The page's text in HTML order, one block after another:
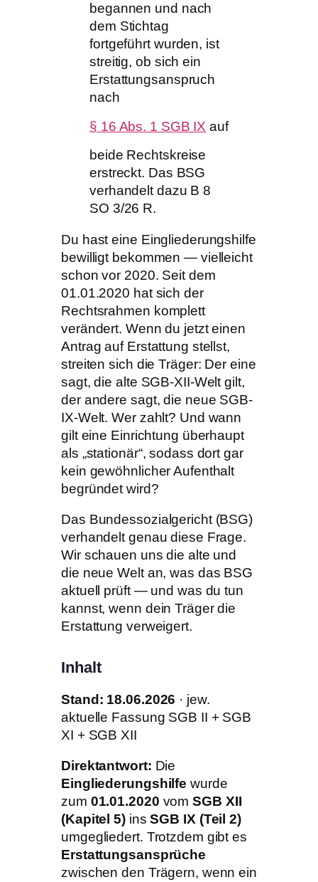
begannen und nach
dem Stichtag
fortgeführt wurden, ist
streitig, ob sich ein
Erstattungsanspruch
nach
§ 16 Abs. 1 SGB IX auf
beide Rechtskreise
erstreckt. Das BSG
verhandelt dazu B 8
SO 3/26 R.
Du hast eine Eingliederungshilfe
bewilligt bekommen — vielleicht
schon vor 2020. Seit dem
01.01.2020 hat sich der
Rechtsrahmen komplett
verändert. Wenn du jetzt einen
Antrag auf Erstattung stellst,
streiten sich die Träger: Der eine
sagt, die alte SGB-XII-Welt gilt,
der andere sagt, die neue SGB-
IX-Welt. Wer zahlt? Und wann
gilt eine Einrichtung überhaupt
als „stationär“, sodass dort gar
kein gewöhnlicher Aufenthalt
begründet wird?
Das Bundessozialgericht (BSG)
verhandelt genau diese Frage.
Wir schauen uns die alte und
die neue Welt an, was das BSG
aktuell prüft — und was du tun
kannst, wenn dein Träger die
Erstattung verweigert.
Inhalt
Stand: 18.06.2026 · jew.
aktuelle Fassung SGB II + SGB
XI + SGB XII
Direktantwort: Die
Eingliederungshilfe wurde
zum 01.01.2020 vomSGB XII
(Kapitel 5)insSGB IX (Teil 2)
umgegliedert. Trotzdem gibt es
Erstattungsansprüche
zwischen den Trägern, wenn ein